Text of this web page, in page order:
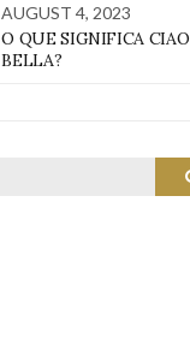
AUGUST 4, 2023
O QUE SIGNIFICA CIAO
BELLA?